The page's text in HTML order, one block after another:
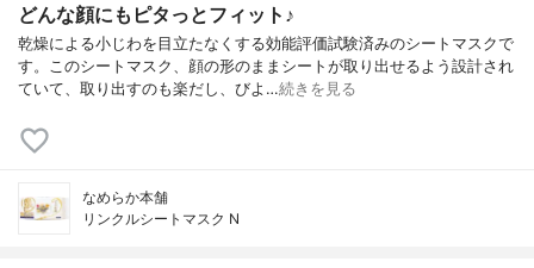
どんな顔にもピタっとフィット♪
乾燥による小じわを目立たなくする効能評価試験済みのシートマスクで
す。このシートマスク、顔の形のままシートが取り出せるよう設計され
ていて、取り出すのも楽だし、びよ…続きを見る
なめらか本舗
リンクルシートマスク N